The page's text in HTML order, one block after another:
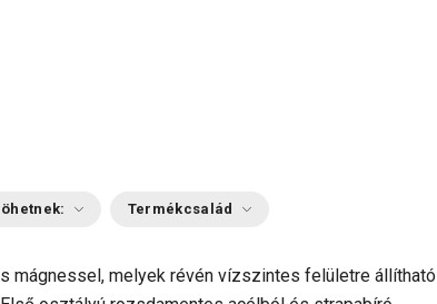
Termékcsalád
mágnessel, melyek révén vízszintes felületre állítható